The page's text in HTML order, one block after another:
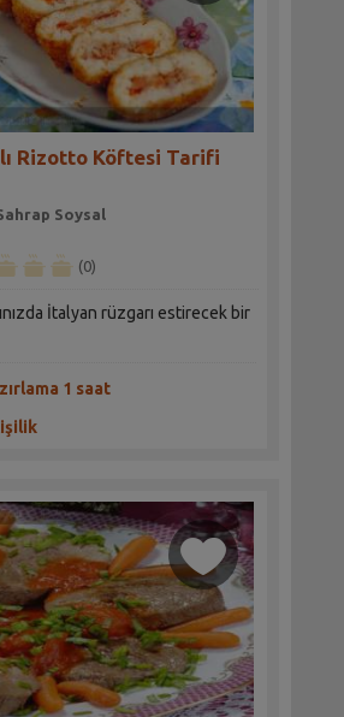
Rizotto Köftesi Tarifi
Soysal
(0)
İtalyan rüzgarı estirecek bir
1 saat